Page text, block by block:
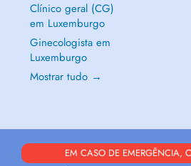
Clínico geral (CG)
em Luxemburgo
Ginecologista em
Luxemburgo
Mostrar tudo →
EM CASO DE EMERGÊNCIA,